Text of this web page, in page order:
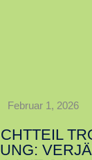
Februar 1, 2026